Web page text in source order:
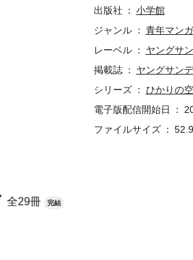
全29冊 完結
出版社
小学館
ジャンル
青年マンガ
レーベル
ヤングサ
掲載誌
ヤングサン
シリーズ
ひかりの空
電子版配信開始日
ファイルサイズ